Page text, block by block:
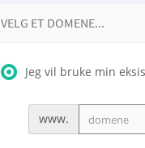
VELG ET DOMENE...
Jeg vil bruke min
www.